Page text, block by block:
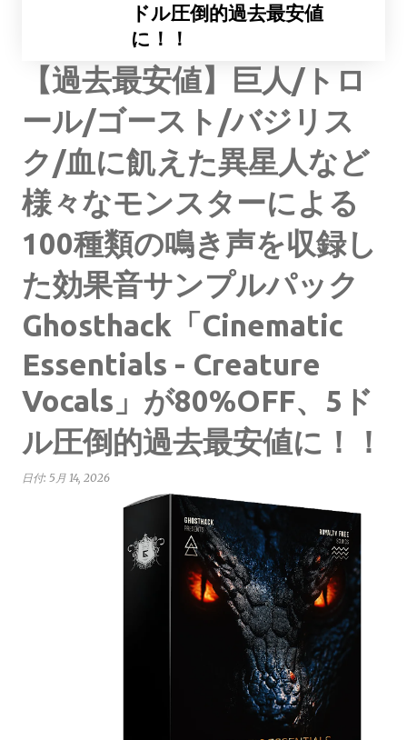
ドル圧倒的過去最安値
に！！
【過去最安値】巨人/トロ
ール/ゴースト/バジリス
ク/血に飢えた異星人など
様々なモンスターによる
100種類の鳴き声を収録し
た効果音サンプルパック
Ghosthack「Cinematic
Essentials - Creature
Vocals」が80%OFF、5ド
ル圧倒的過去最安値に！！
日付: 5月 14, 2026